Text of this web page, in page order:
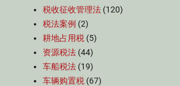
税收征收管理法 (120)
税法案例 (2)
耕地占用税 (5)
资源税法 (44)
车船税法 (19)
车辆购置税 (67)